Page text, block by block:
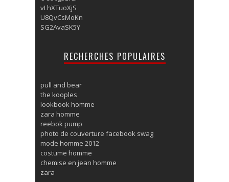
vLhXTuoXjS
U8QvCsMoKn
SG2AvaSK5Y
RECHERCHES POPULAIRES
pull and bear
the kooples
lookbook homme
zara homme
reebok pump
photo de couverture facebook swag
mode homme 2012
costume homme
chemise en jean homme
zara